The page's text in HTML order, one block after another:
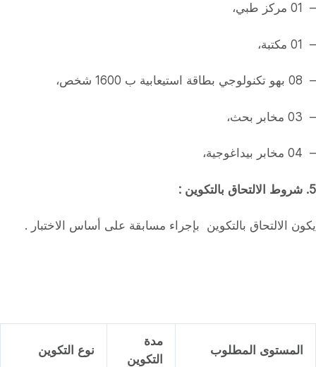
– 01 مركز طبي،
– 01 مكتبة،
– 08 بهو تكنولوجي بطاقة استيعابية ب 1600 شخص،
– 03 مخابر بحث،
– 04 مخابر بيداغوجية،
5. شروط الالتحاق بالتكوين :
يكون الالتحاق بالتكوين بإجراء مسابقة على أساس الاختبار .
المستوى المطلوب
مدة
التكوين
نوع التكوين